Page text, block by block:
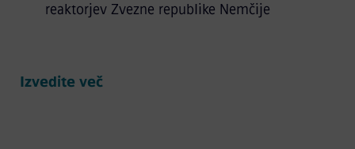
reaktorjev Zvezne republike Nemčije
Izvedite več